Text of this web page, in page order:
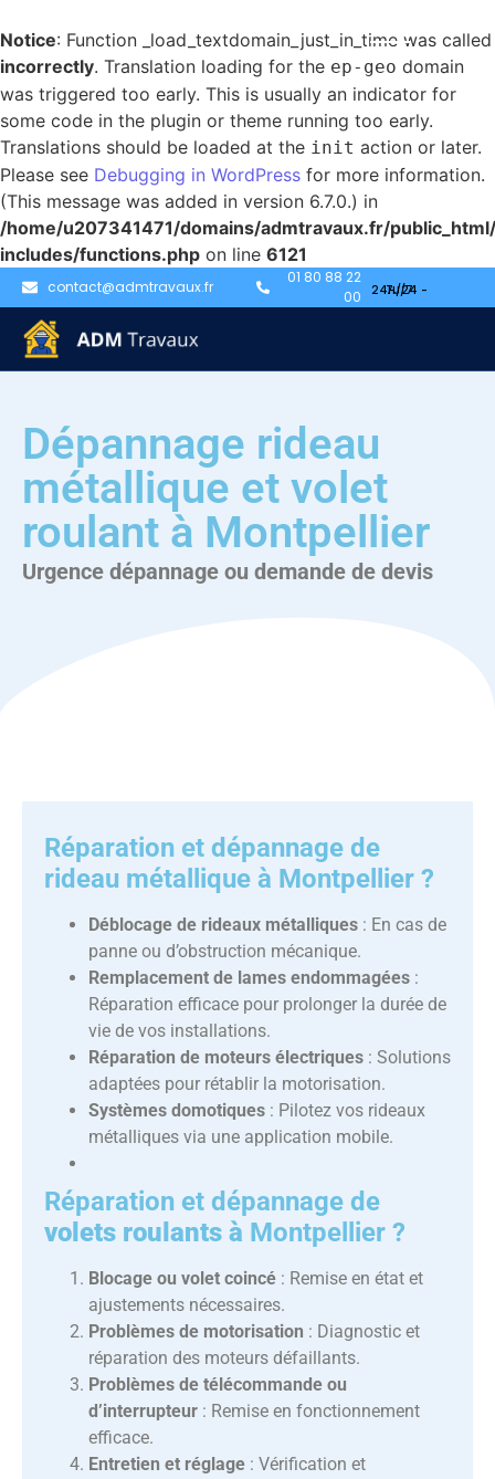
Notice: Function _load_textdomain_just_in_time was called
incorrectly. Translation loading for the ep-geo domain
was triggered too early. This is usually an indicator for
some code in the plugin or theme running too early.
Translations should be loaded at the init action or later.
Please see Debugging in WordPress for more information.
(This message was added in version 6.7.0.) in
/home/u207341471/domains/admtravaux.fr/
includes/functions.php on line 6121
contact@admtravaux.fr
01 80 88 22
00
Dépannage rideau
métallique et volet
roulant à Montpellier
Urgence dépannage ou demande de devis
Réparation et dépannage de
rideau métallique à Montpellier ?
Déblocage de rideaux métalliques : En cas de
panne ou d’obstruction mécanique.
Remplacement de lames endommagées :
Réparation efficace pour prolonger la durée de
vie de vos installations.
Réparation de moteurs électriques : Solutions
adaptées pour rétablir la motorisation.
Systèmes domotiques : Pilotez vos rideaux
métalliques via une application mobile.
Réparation et dépannage de
volets roulants à Montpellier ?
Blocage ou volet coincé : Remise en état et
ajustements nécessaires.
Problèmes de motorisation : Diagnostic et
réparation des moteurs défaillants.
Problèmes de télécommande ou
d’interrupteur : Remise en fonctionnement
efficace.
Entretien et réglage : Vérification et